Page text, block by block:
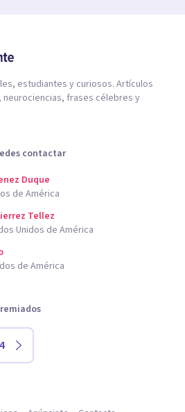
estudiantes y curiosos. Artículos
frases célebres y
contactar
Duque
de América
Tellez
Unidos de América
de América